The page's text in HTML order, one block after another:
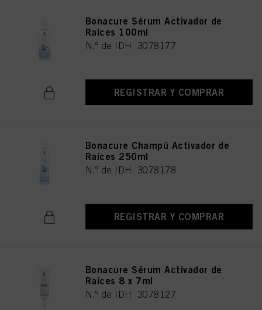
Bonacure Sérum Activador de
Raíces 100ml
N.º de IDH 3078177
REGISTRAR Y COMPRAR
Bonacure Champú Activador de
Raíces 250ml
N.º de IDH 3078178
REGISTRAR Y COMPRAR
Bonacure Sérum Activador de
Raíces 8 x 7ml
N.º de IDH 3078127